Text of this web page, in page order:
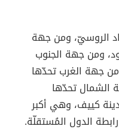
الروسيّ، ومن جهة
ومن جهة الجنوب
جهة الغرب تحدّها
الشمال تحدّها
كييف، وهي أكبر
الدول المُستقلّة.